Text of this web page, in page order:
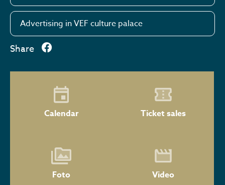
Advertising in VEF culture palace
Share
Calendar Ticket sales
Foto Video